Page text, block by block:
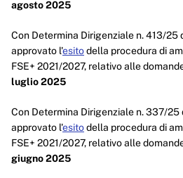
agosto 2025
Con Determina Dirigenziale n. 413/
approvato l'esitodella procedura di
FSE+ 2021/2027, relativo alle
luglio 2025
Con Determina Dirigenziale n. 337/
approvato l'esitodella procedura di
FSE+ 2021/2027, relativo alle
giugno 2025